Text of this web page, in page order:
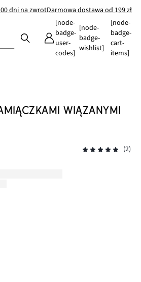
dni na zwrotDarmowa dostawa od 199 zł
[node-
badge-
user-
codes]
[node-
badge-
wishlist]
[node-
badge-
cart-
items]
WIĄZANYMI
(2)